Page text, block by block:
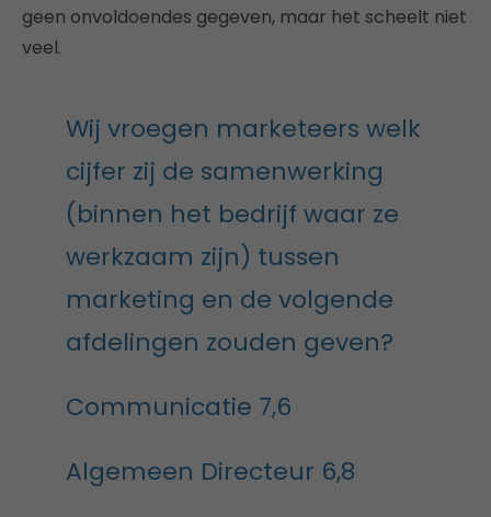
geen onvoldoendes gegeven, maar het scheelt niet
veel.
Wij vroegen marketeers welk
cijfer zij de samenwerking
(binnen het bedrijf waar ze
werkzaam zijn) tussen
marketing en de volgende
afdelingen zouden geven?
Communicatie 7,6
Algemeen Directeur 6,8